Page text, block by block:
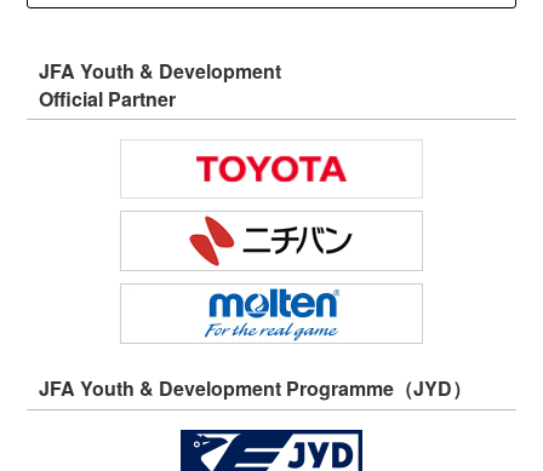
JFA Youth & Development
Official Partner
JFA Youth & Development Programme（JYD）